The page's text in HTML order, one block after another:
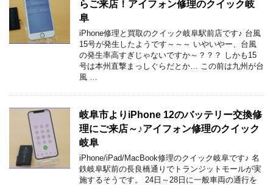
らご来店！アイフォン修理のクイック岐
阜
iPhone修理と買取のクイック岐阜駅前店です♪ 台風
15号が発生したようです～～～ いやいやー、台風
の発生率高すぎじゃないですか～？？？ しかも15
号は本州直撃まっしぐらだとか… この前は九州が台
風 …
岐阜市よりiPhone 12のバッテリー交換修
理にご来店～♪アイフォン修理のクイック
岐阜
iPhone/iPad/MacBook修理のクイック岐阜です♪ 名
鉄岐阜駅前の長良橋通りでトランジットモールが実
施するそうです。 24日～28日に一般車両の通行を